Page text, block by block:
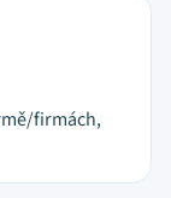
firmách,